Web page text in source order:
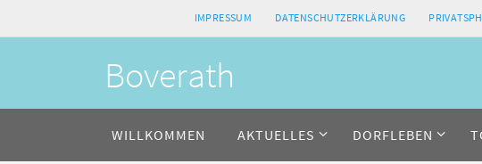
IMPRESSUM DATENSCHUTZERKLÄRUNG
Boverath
WILLKOMMEN AKTUELLES DORFLEBEN